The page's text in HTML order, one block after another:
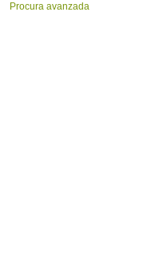
Procura avanzada